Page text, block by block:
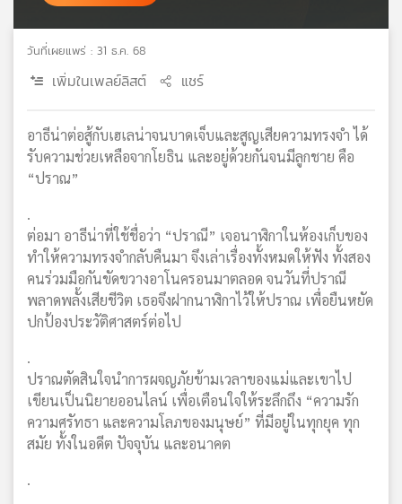
เอส
เครือ
ข่าย
วันที่เผยแพร่ : 31 ธ.ค. 68
เพิ่มในเพลย์ลิสต์ แชร์
อาธีน่าต่อสู้กับเฮเลน่าจนบาดเจ็บและสูญเสียความทรงจำ ได้
รับความช่วยเหลือจากโยธิน และอยู่ด้วยกันจนมีลูกชาย คือ
“ปราณ”
.
ต่อมา อาธีน่าที่ใช้ชื่อว่า “ปราณี” เจอนาฬิกาในห้องเก็บของ
ทำให้ความทรงจำกลับคืนมา จึงเล่าเรื่องทั้งหมดให้ฟัง ทั้งสอง
คนร่วมมือกันขัดขวางอาโนครอนมาตลอด จนวันที่ปราณี
พลาดพลั้งเสียชีวิต เธอจึงฝากนาฬิกาไว้ให้ปราณ เพื่อยืนหยัด
ปกป้องประวัติศาสตร์ต่อไป
.
ปราณตัดสินใจนำการผจญภัยข้ามเวลาของแม่และเขาไป
เขียนเป็นนิยายออนไลน์ เพื่อเตือนใจให้ระลึกถึง “ความรัก
ความศรัทธา และความโลภของมนุษย์” ที่มีอยู่ในทุกยุค ทุก
สมัย ทั้งในอดีต ปัจจุบัน และอนาคต
.